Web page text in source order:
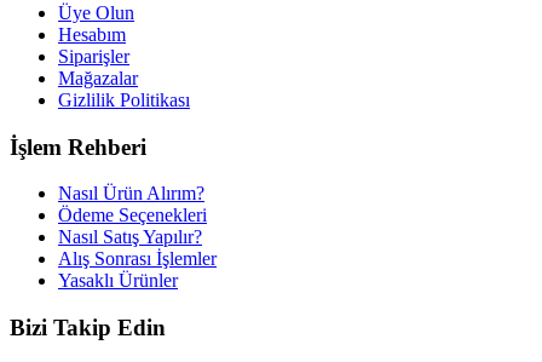
Üye Olun
Hesabım
Siparişler
Mağazalar
Gizlilik Politikası
İşlem Rehberi
Nasıl Ürün Alırım?
Ödeme Seçenekleri
Nasıl Satış Yapılır?
Alış Sonrası İşlemler
Yasaklı Ürünler
Bizi Takip Edin